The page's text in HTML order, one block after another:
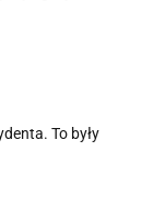
To były